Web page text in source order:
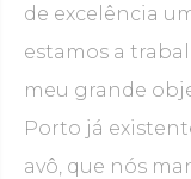
de excelência
estamos a
meu grande
Porto já
avô, que nós